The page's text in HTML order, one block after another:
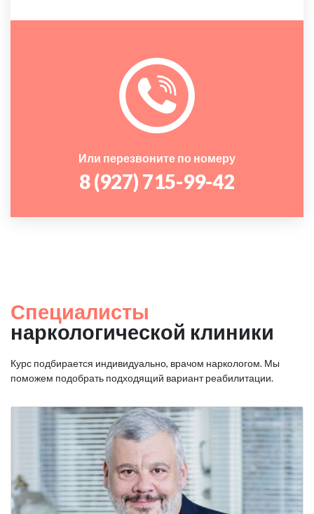
Или перезвоните по номеру
8 (927) 715-99-42
Специалисты
наркологической клиники
Курс подбирается индивидуально, врачом наркологом. Мы
поможем подобрать подходящий вариант реабилитации.